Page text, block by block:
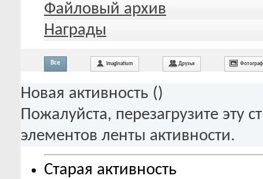
Файловый архив
Награды
Все Imaginatium Друзья
Новая активность ()
Пожалуйста, перезагрузите эту
элементов ленты активности.
Старая активность